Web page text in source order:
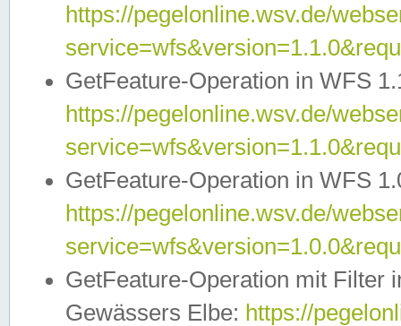
https://pegelonline.wsv.de/
GetFeature-Operation in WFS
https://pegelonline.wsv.de/
GetFeature-Operation in WFS
https://pegelonline.wsv.de/
GetFeature-Operation mit Filter
Gewässers Elbe: https://